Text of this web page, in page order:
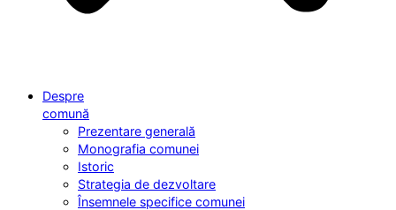
Despre
comună
Prezentare generală
Monografia comunei
Istoric
Strategia de dezvoltare
Însemnele specifice comunei